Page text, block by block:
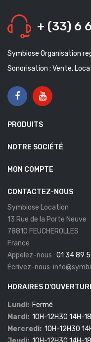
+ (33) 6
Symbiose Organisation
Sonorisation : Vente,
PRODUITS
NOTRE SOCIÉTÉ
MON COMPTE
CONTACTEZ-NOUS
Symbiose Location
13 Rue de la Porte Neuve
78810 FEUCHEROLLES
France
Appelez-nous : 01 34 89
Écrivez-nous:
HORAIRES
Lundi: Fermé
Mardi: 10H-12H30 14H-
Mercredi: 10H-12H30